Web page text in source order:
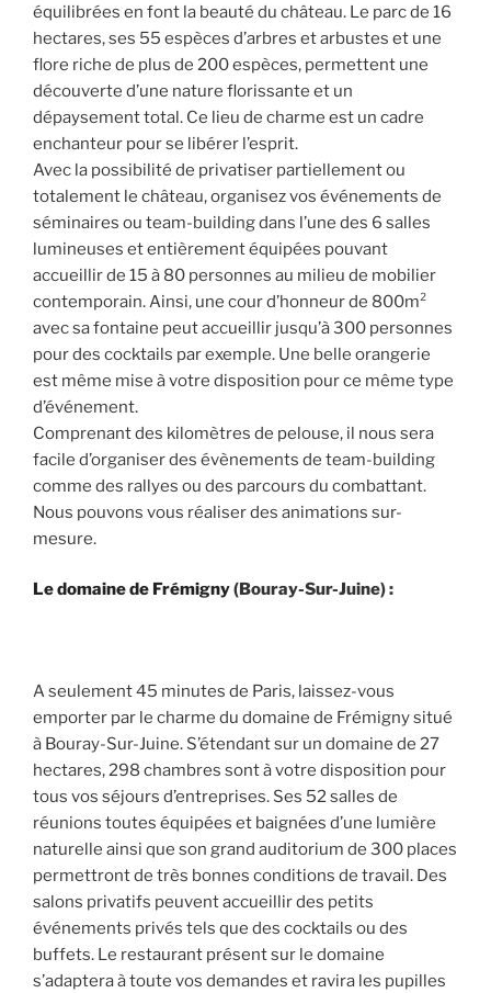
équilibrées en font la beauté du château. Le parc de 16
hectares, ses 55 espèces d’arbres et arbustes et une
flore riche de plus de 200 espèces, permettent une
découverte d’une nature florissante et un
dépaysement total. Ce lieu de charme est un cadre
enchanteur pour se libérer l’esprit.
Avec la possibilité de privatiser partiellement ou
totalement le château, organisez vos événements de
séminaires ou team-building dans l’une des 6 salles
lumineuses et entièrement équipées pouvant
accueillir de 15 à 80 personnes au milieu de mobilier
contemporain. Ainsi, une cour d’honneur de 800m²
avec sa fontaine peut accueillir jusqu’à 300 personnes
pour des cocktails par exemple. Une belle orangerie
est même mise à votre disposition pour ce même type
d’événement.
Comprenant des kilomètres de pelouse, il nous sera
facile d’organiser des évènements de team-building
comme des rallyes ou des parcours du combattant.
Nous pouvons vous réaliser des animations sur-
mesure.
Le domaine de Frémigny(Bouray-Sur-Juine) :
A seulement 45 minutes de Paris, laissez-vous
emporter par le charme du domaine de Frémigny situé
à Bouray-Sur-Juine. S’étendant sur un domaine de 27
hectares, 298 chambres sont à votre disposition pour
tous vos séjours d’entreprises. Ses 52 salles de
réunions toutes équipées et baignées d’une lumière
naturelle ainsi que son grand auditorium de 300 places
permettront de très bonnes conditions de travail. Des
salons privatifs peuvent accueillir des petits
événements privés tels que des cocktails ou des
buffets. Le restaurant présent sur le domaine
s’adaptera à toute vos demandes et ravira les pupilles